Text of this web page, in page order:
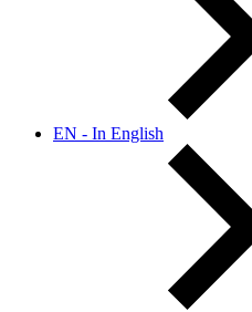
EN - In English